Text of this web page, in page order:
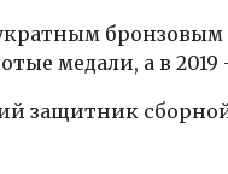
бронзовым
медали, а в
защитник